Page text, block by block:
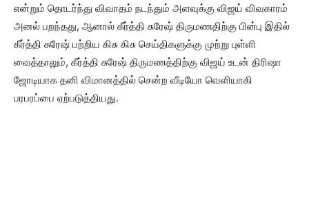
என்றும் தொடர்ந்து விவாதம் நடந்தும் அளவுக்கு விஜய் விவகாரம்
அனல் பறந்தது, ஆனால் கீர்த்தி சுரேஷ் திருமணதிற்கு பின்பு இதில்
கீர்த்தி சுரேஷ் பற்றிய கிசு கிசு செய்திகளுக்கு முற்று புள்ளி
வைத்தாலும், கீர்த்தி சுரேஷ் திருமணத்திற்கு விஜய் உடன் திரிஷா
ஜோடியாக தனி விமானத்தில் சென்ற வீடியோ வெளியாகி
பரபரப்பை ஏற்படுத்தியது.